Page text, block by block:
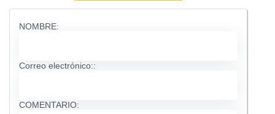
NOMBRE:
Correo electrónico::
COMENTARIO: